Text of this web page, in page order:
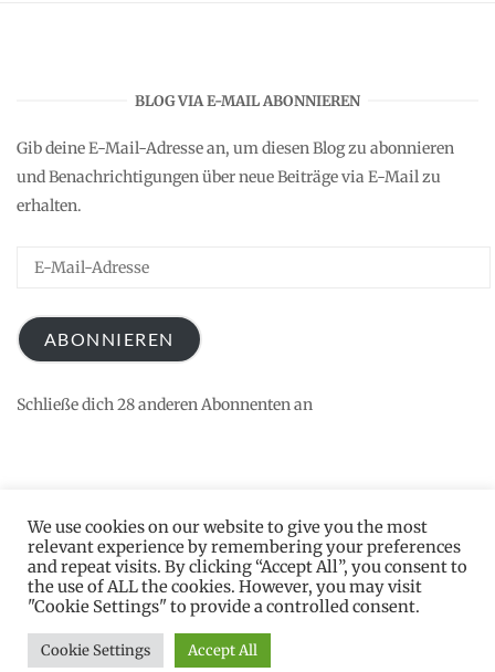
BLOG VIA E-MAIL ABONNIEREN
Gib deine E-Mail-Adresse an, um diesen Blog zu abonnieren
und Benachrichtigungen über neue Beiträge via E-Mail zu
erhalten.
Adresse
ABONNIEREN
Schließe dich 28 anderen Abonnenten an
2026 © Katrin S. Knopp Datenschutz
We use cookies on our website to give you the most
relevant experience by remembering your preferences
and repeat visits. By clicking “Accept All”, you consent to
the use of ALL the cookies. However, you may visit
"Cookie Settings" to provide a controlled consent.
Cookie Settings Accept All